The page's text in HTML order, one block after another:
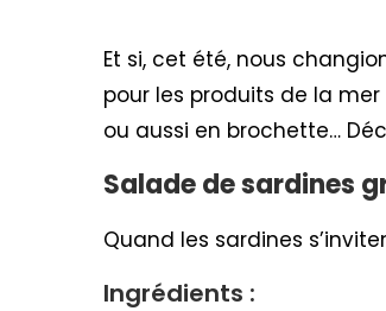
Et si, cet été, nous
pour les produits de la
ou aussi en brochette…
Salade de sardines
Quand les sardines
Ingrédients :